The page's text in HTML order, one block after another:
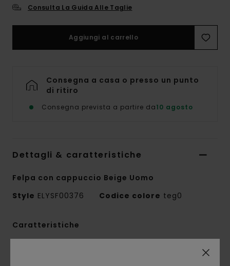
Consulta La Guida Alle Taglie
Aggiungi al carrello
Consegna a casa o presso un punto
di ritiro
Consegna prevista a partire da10 agosto
Dettagli & caratteristiche
Felpa con cappuccio Beige Uomo
Style ELYSF00376 Codice colore teg0
Caratteristiche
French terry 50% cotone riciclato,